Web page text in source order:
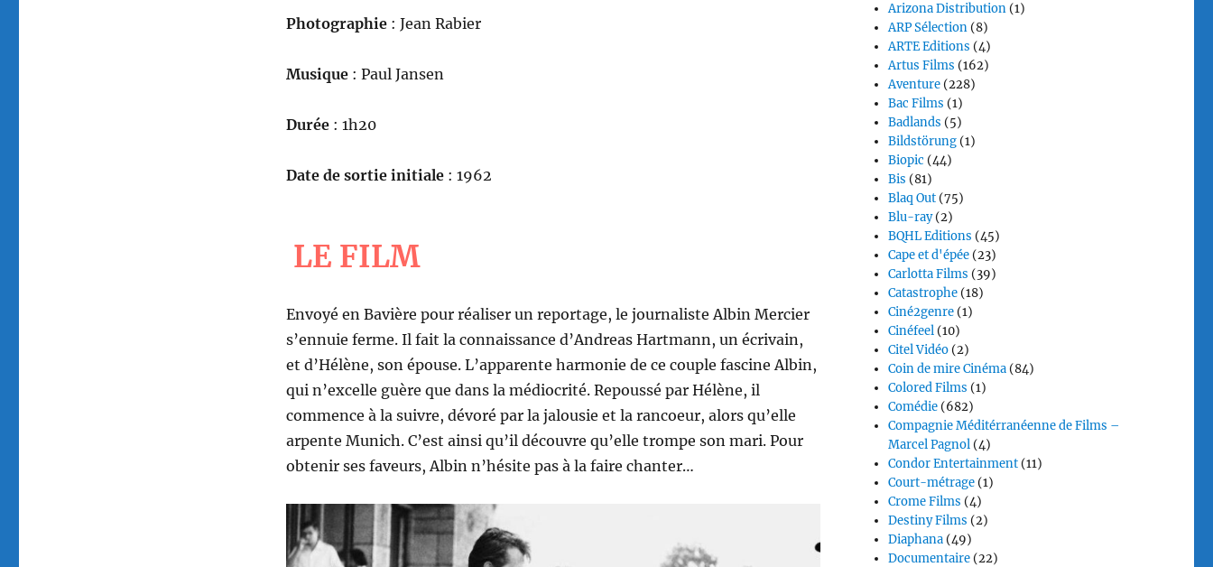
Photographie: Jean Rabier
Musique : Paul Jansen
Durée: 1h20
Date de sortie initiale: 1962
LE FILM
Envoyé en Bavière pour réaliser un reportage, le journaliste Albin Mercier
s’ennuie ferme. Il fait la connaissance d’Andreas Hartmann, un écrivain,
et d’Hélène, son épouse. L’apparente harmonie de ce couple fascine Albin,
qui n’excelle guère que dans la médiocrité. Repoussé par Hélène, il
commence à la suivre, dévoré par la jalousie et la rancoeur, alors qu’elle
arpente Munich. C’est ainsi qu’il découvre qu’elle trompe son mari. Pour
obtenir ses faveurs, Albin n’hésite pas à la faire chanter…
Arizona Distribution (1)
ARP Sélection (8)
ARTE Editions (4)
Artus Films (162)
Aventure (228)
Bac Films (1)
Badlands (5)
Bildstörung (1)
Biopic (44)
Bis (81)
Blaq Out (75)
Blu-ray(2)
BQHL Editions (45)
Cape et d'épée (23)
Carlotta Films (39)
Catastrophe (18)
Ciné2genre (1)
Cinéfeel (10)
Citel Vidéo (2)
Coin de mire Cinéma (84)
Colored Films (1)
Comédie (682)
Compagnie Méditérranéenne de Films –
Marcel Pagnol (4)
Condor Entertainment (11)
Court-métrage (1)
Crome Films (4)
Destiny Films (2)
Diaphana (49)
Documentaire (22)